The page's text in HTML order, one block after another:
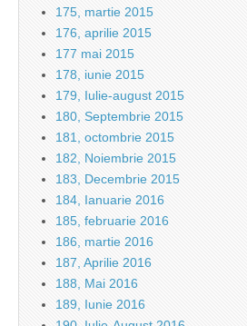
175, martie 2015
176, aprilie 2015
177 mai 2015
178, iunie 2015
179, Iulie-august 2015
180, Septembrie 2015
181, octombrie 2015
182, Noiembrie 2015
183, Decembrie 2015
184, Ianuarie 2016
185, februarie 2016
186, martie 2016
187, Aprilie 2016
188, Mai 2016
189, Iunie 2016